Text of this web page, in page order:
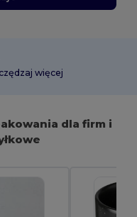
więcej
dla firm i